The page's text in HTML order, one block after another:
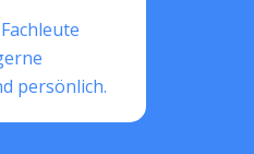
persönlich.